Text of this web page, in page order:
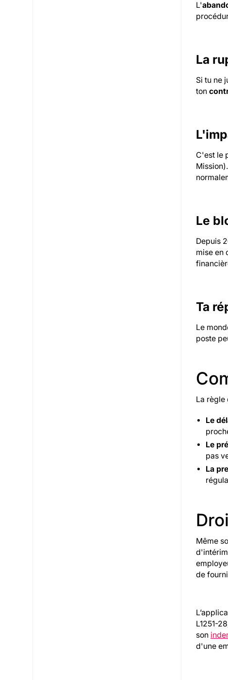
L'
La
Si tu ne
ton
C'est le
Le
Depuis
mise en
Ta
Le
poste
La
Le
Le
pas
La
Même
d'intérim
de
L1251-
son
d'une